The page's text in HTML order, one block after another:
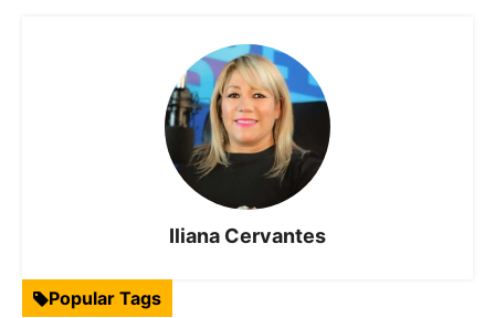
Iliana Cervantes
Popular Tags